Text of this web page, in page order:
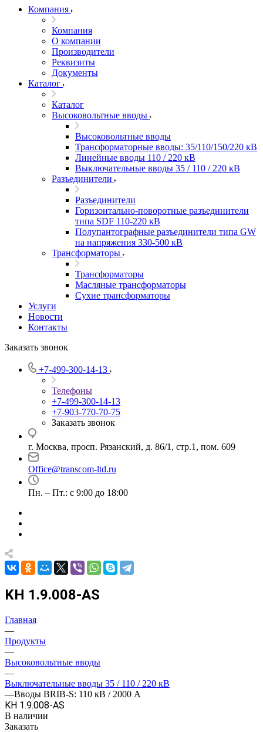
Компания
Компания
О компании
Производители
Реквизиты
Документы
Каталог
Каталог
Высоковольтные вводы
Высоковольтные вводы
Трансформаторные вводы: 35/110/150/220 кВ
Линейные вводы 110 / 220 кВ
Выключательные вводы 35 / 110 / 220 кВ
Разъединители
Разъединители
Горизонтально-поворотные разъединители
типа SDF 110-220 кВ
Полупантографные разъединители типа GW
на напряжения 330-500 кВ
Трансформаторы
Трансформаторы
Масляные трансформаторы
Сухие трансформаторы
Услуги
Новости
Контакты
Заказать звонок
+7-499-300-14-13
Телефоны
+7-499-300-14-13
+7-903-770-70-75
Заказать звонок
г. Москва, просп. Рязанский, д. 86/1, стр.1, пом. 609
Office@transcom-ltd.ru
Пн. – Пт.: с 9:00 до 18:00
KH 1.9.008-AS
Главная
—
Продукты
—
Высоковольтные вводы
—
Выключательные вводы 35 / 110 / 220 кВ
—Вводы BRIB-S: 110 кВ / 2000 А
KH 1.9.008-AS
В наличии
Заказать